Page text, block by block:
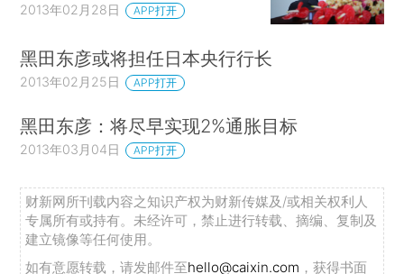
2013年02月28日 APP打开
黑田东彦或将担任日本央行行长
2013年02月25日 APP打开
黑田东彦：将尽早实现2%通胀目标
2013年03月04日 APP打开
财新网所刊载内容之知识产权为财新传媒及/或相关权利人
专属所有或持有。未经许可，禁止进行转载、摘编、复制及
建立镜像等任何使用。
如有意愿转载，请发邮件至hello@caixin.com ，获得书面